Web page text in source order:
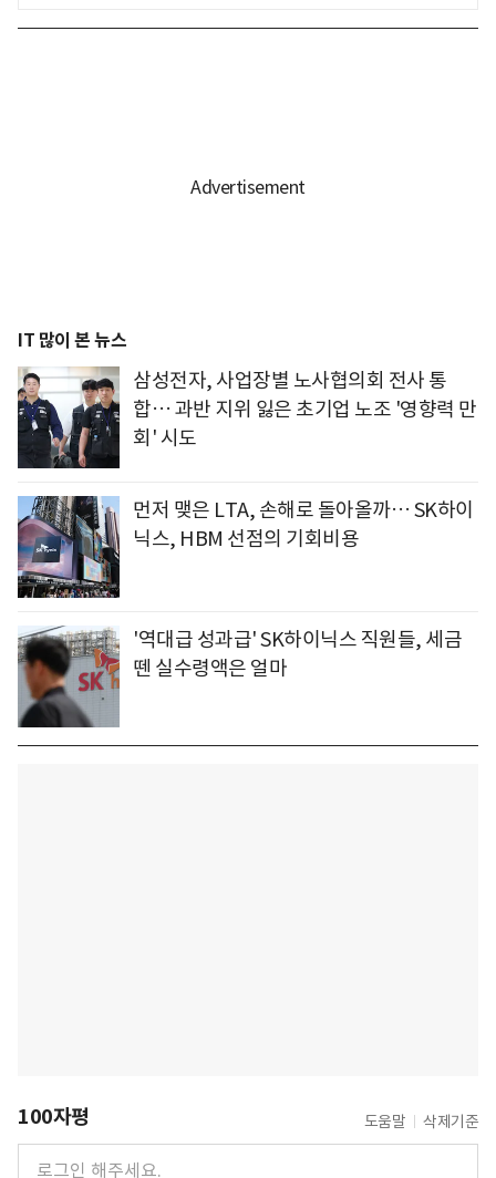
IT 많이 본 뉴스
삼성전자, 사업장별 노사협의회 전사 통
합… 과반 지위 잃은 초기업 노조 '영향력 만
회' 시도
먼저 맺은 LTA, 손해로 돌아올까… SK하이
닉스, HBM 선점의 기회비용
'역대급 성과급' SK하이닉스 직원들, 세금
뗀 실수령액은 얼마
100자평 도움말 삭제기준